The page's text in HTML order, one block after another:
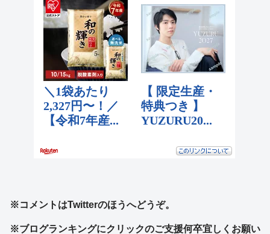
※コメントはTwitterのほうへどうぞ。
※ブログランキングにクリックのご支援何卒宜しくお願い